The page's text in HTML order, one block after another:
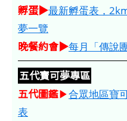
孵蛋▶最新孵蛋表，
夢一覽
晚餐約會▶每月「傳說
五代寶可夢專區
五代圖鑑▶合眾地區寶
表